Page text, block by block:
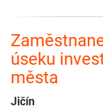
úseku
města
Jičín